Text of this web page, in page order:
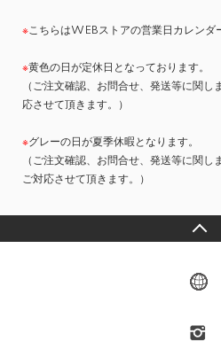
※こちらはWEBストアの営業日カレンダ
※黄色の日が定休日となっております。
（ご注文確認、お問合せ、発送等に関
応させて頂きます。）
※グレーの日が夏季休暇となります。
（ご注文確認、お問合せ、発送等に関
ご対応させて頂きます。）